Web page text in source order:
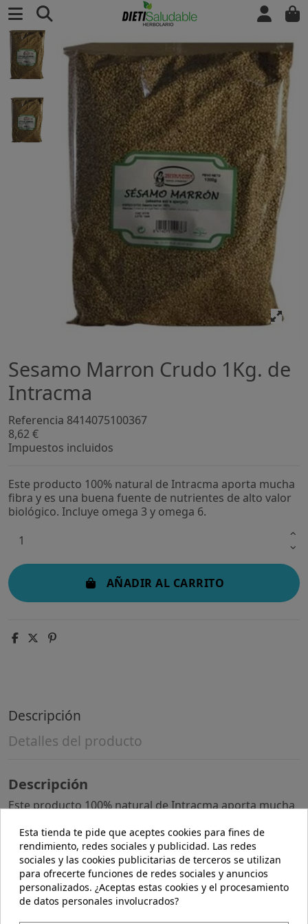
Sesamo Marron Crudo 1Kg. de
Intracma
Referencia 8414075100367
8,62 €
Impuestos incluidos
Este producto 100% natural de Intracma aporta mucha
fibra y es una buena fuente de nutrientes de alto valor
biológico. Incluye omega 3 y omega 6.
AÑADIR AL CARRITO
Descripción
Detalles del producto
Descripción
Este producto 100% natural de Intracma aporta mucha
biológico. Incluye omega 3 y omega 6. Es rica en ácidos
grasos poliinsaturados favorables para el organismo,
ayudando a bajar los porcentajes de colesterol y
previniendo los padecimientos cardiovasculares.
Además, es un gran aporte de proteínas de origen
vegetal. Aporta zinc, hierro y calcio, los cuales son
Esta tienda te pide que aceptes cookies para fines de
rendimiento, redes sociales y publicidad. Las redes
sociales y las cookies publicitarias de terceros se utilizan
para ofrecerte funciones de redes sociales y anuncios
personalizados. ¿Aceptas estas cookies y el procesamiento
de datos personales involucrados?